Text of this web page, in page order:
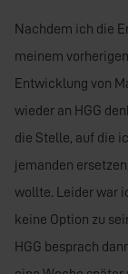
Nachdem ich die
meinem
Entwicklung von
wieder an HGG
die Stelle, auf die
jemanden
wollte. Leider war
keine Option zu
HGG besprach